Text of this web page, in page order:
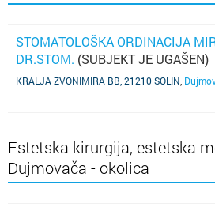
STOMATOLOŠKA ORDINACIJA
DR.STOM. (SUBJEKT JE UGAŠEN)
KRALJA ZVONIMIRA BB, 21210 SOLIN
Estetska kirurgija, estetska
Dujmovača - okolica